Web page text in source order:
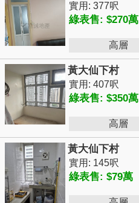
實用: 377呎
綠表售: $270萬
高層
黃大仙下村
實用: 407呎
綠表售: $350萬
高層
黃大仙下村
實用: 145呎
綠表售: $79萬